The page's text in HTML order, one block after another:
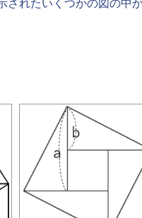
されたいくつかの図の中